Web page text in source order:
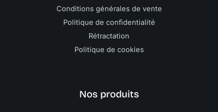
Conditions générales de vente
Politique de confidentialité
Rétractation
Politique de cookies
Nos produits